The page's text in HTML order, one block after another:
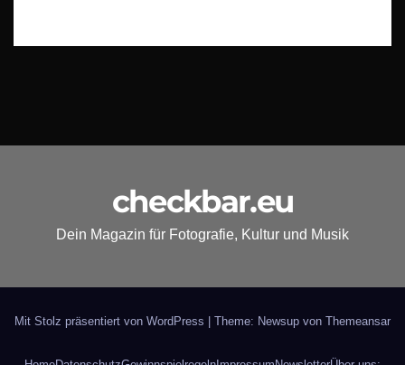
checkbar.eu
Dein Magazin für Fotografie, Kultur und Musik
Mit Stolz präsentiert von WordPress Theme: Newsup von Themeansar